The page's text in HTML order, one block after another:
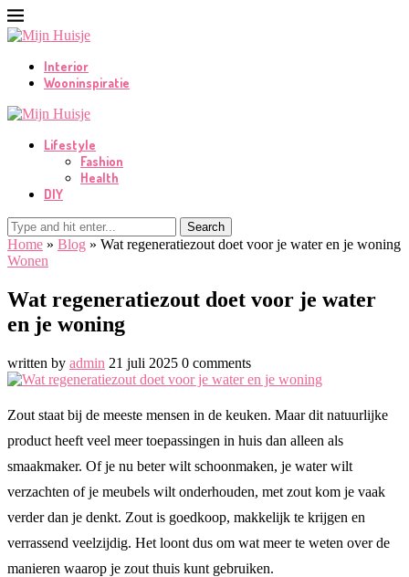
Interior
Wooninspiratie
Lifestyle
Fashion
Health
DIY
Search
Home » Blog » Wat regeneratiezout doet voor je water en je woning
Wonen
Wat regeneratiezout doet voor je water
en je woning
written by admin 21 juli 2025 0 comments
Zout staat bij de meeste mensen in de keuken. Maar dit natuurlijke
product heeft veel meer toepassingen in huis dan alleen als
smaakmaker. Of je nu beter wilt schoonmaken, je water wilt
verzachten of je meubels wilt onderhouden, met zout kom je vaak
verder dan je denkt. Zout is goedkoop, makkelijk te krijgen en
verrassend veelzijdig. Het loont dus om wat meer te weten over de
manieren waarop je zout thuis kunt gebruiken.